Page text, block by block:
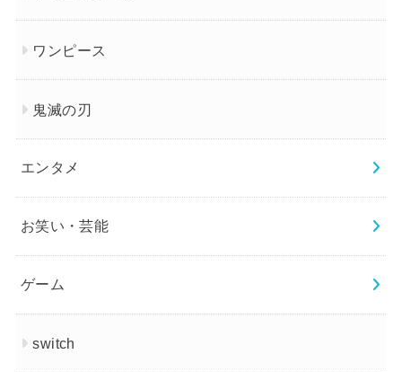
ワンピース
鬼滅の刃
エンタメ
お笑い・芸能
ゲーム
switch